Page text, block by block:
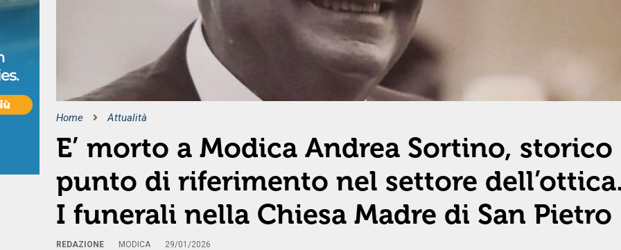
Home Attualità
E’ morto a Modica Andrea Sortino, storico
punto di riferimento nel settore
I funerali nella Chiesa Madre di San Pietro
REDAZIONE MODICA 29/01/2026